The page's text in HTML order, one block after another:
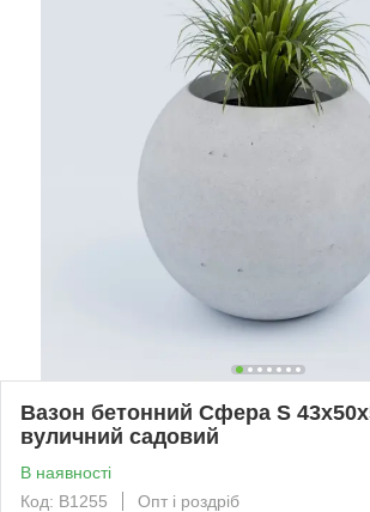
Вазон бетонний Сфера S
вуличний садовий
В наявності
Код: В1255
Опт і роздріб